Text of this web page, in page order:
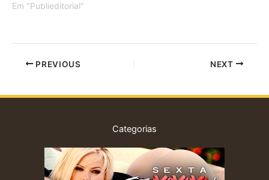
Em "Publieditorial"
PREVIOUS NEXT
Categorias